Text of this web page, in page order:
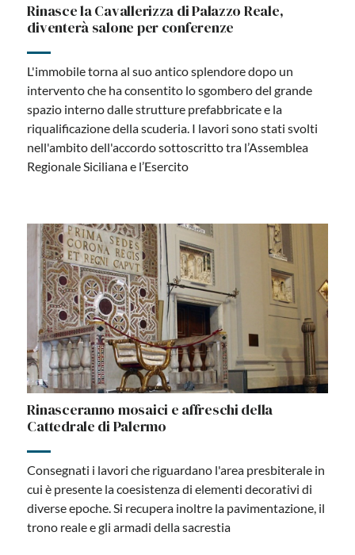
Rinasce la Cavallerizza di Palazzo Reale,
diventerà salone per conferenze
L'immobile torna al suo antico splendore dopo un
intervento che ha consentito lo sgombero del grande
spazio interno dalle strutture prefabbricate e la
riqualificazione della scuderia. I lavori sono stati svolti
nell'ambito dell'accordo sottoscritto tra l’Assemblea
Regionale Siciliana e l’Esercito
Rinasceranno mosaici e affreschi della
Cattedrale di Palermo
Consegnati i lavori che riguardano l'area presbiterale in
cui è presente la coesistenza di elementi decorativi di
diverse epoche. Si recupera inoltre la pavimentazione, il
trono reale e gli armadi della sacrestia